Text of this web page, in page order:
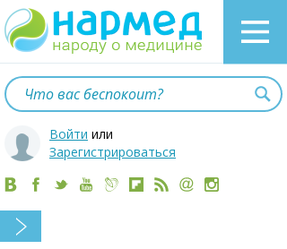
Войти или
Зарегистрироваться